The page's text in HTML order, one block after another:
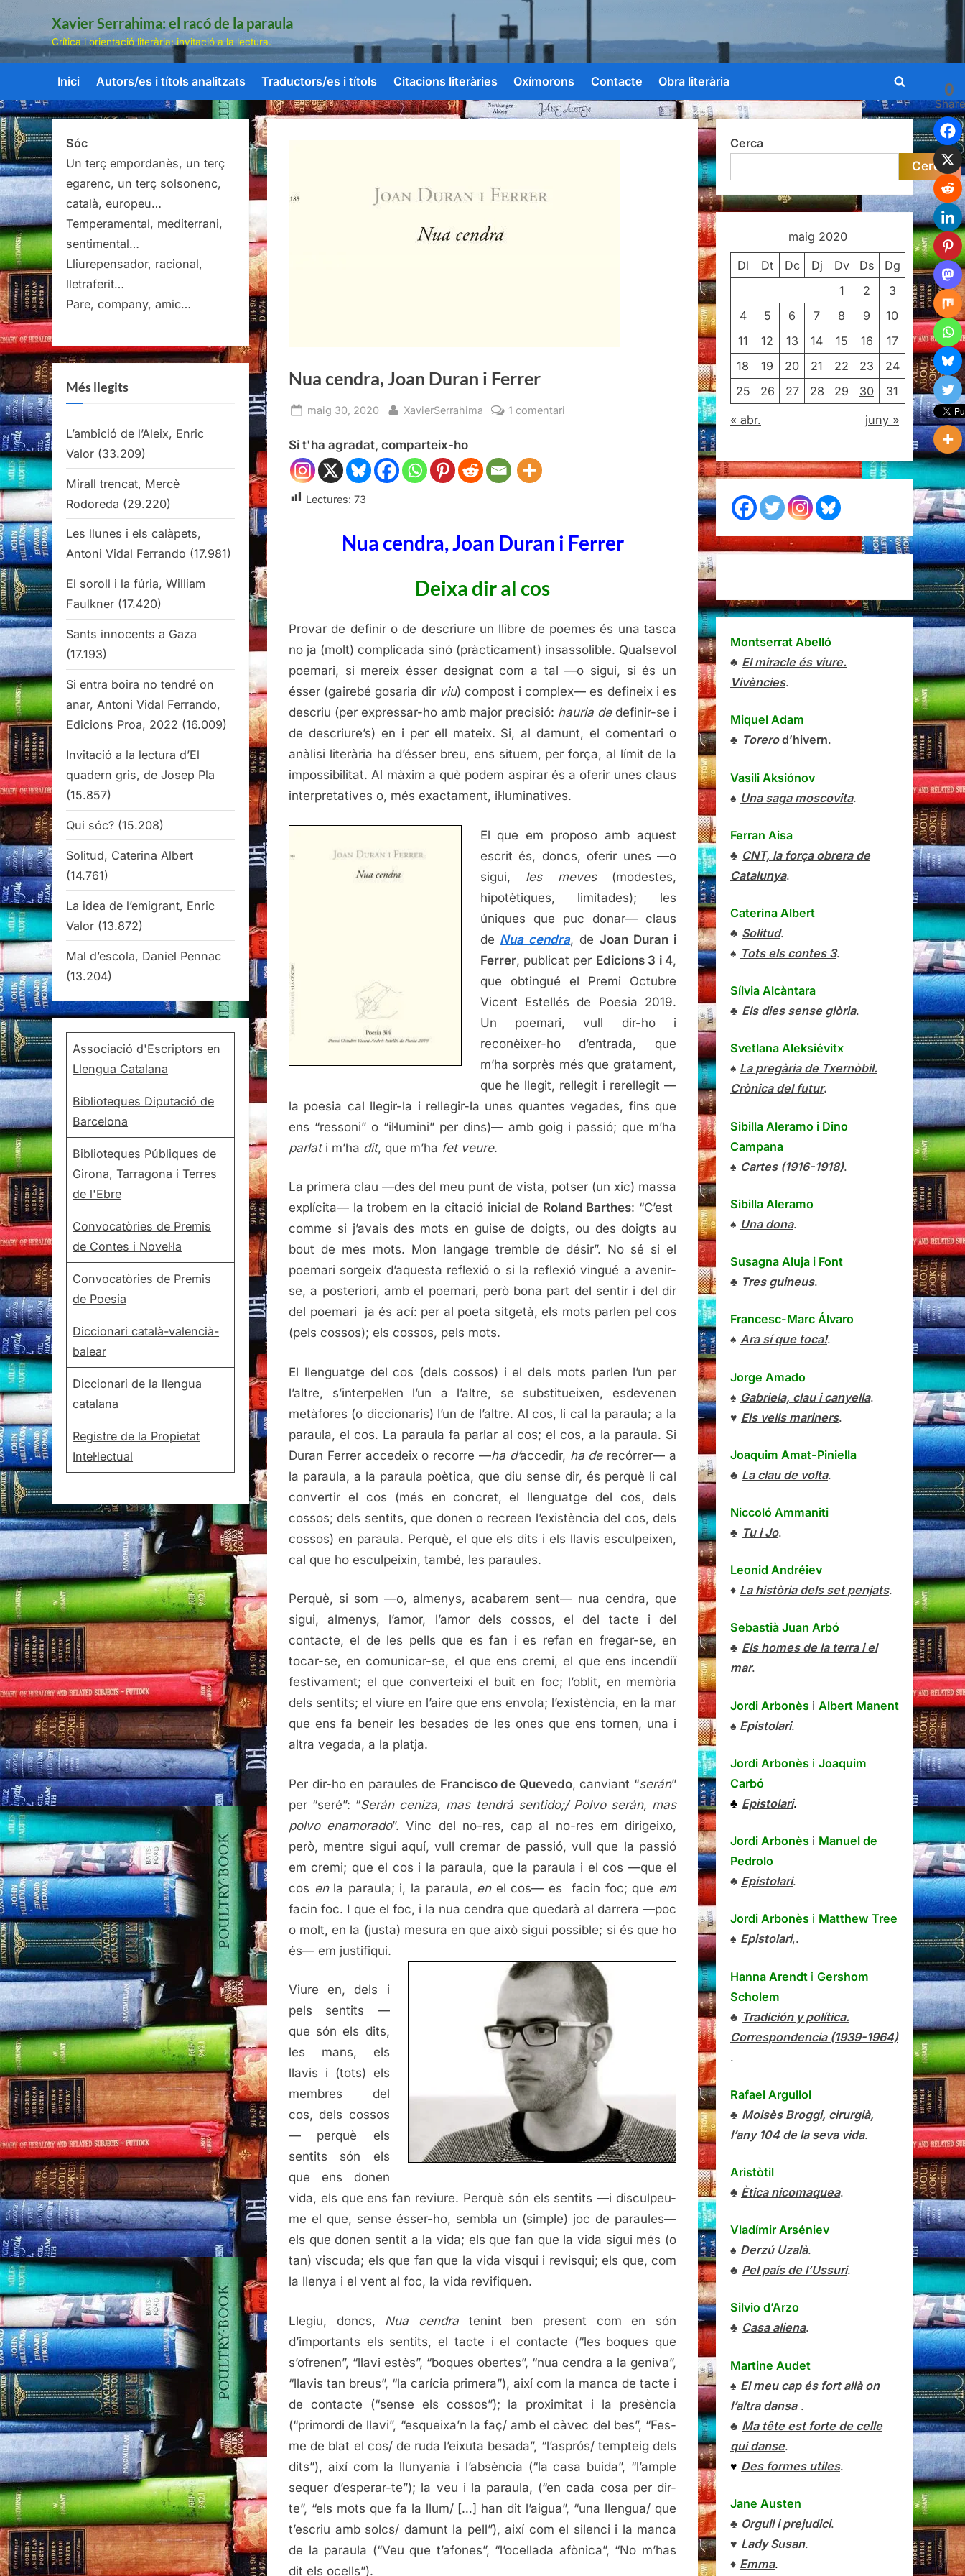
Skip
content
Xavier Serrahima: el racó de la paraula
Crítica i orientació literària: invitació a la lectura.
Inici Autors/es i títols analitzats Traductors/es i títols Citacions literàries Oxímorons Contacte Obra literària
Toggle
search
form
Nua cendra, Joan Duran i Ferrer
Posted
maig 30, 2020 By
XavierSerrahima 1 comentari
Si t'ha agradat, comparteix-ho
Lectures: 73
Nua cendra, Joan Duran i Ferrer
Deixa dir al cos
Provar de definir o de descriure un llibre de poemes és una tasca
no ja (molt) complicada sinó (pràcticament) insassolible. Qualsevol
poemari, si mereix ésser designat com a tal —o sigui, si és un
ésser (gairebé gosaria dir viu) compost i complex— es defineix i es
descriu (per expressar-ho amb major precisió: hauria dedefinir-se i
de descriure’s) en i per ell mateix. Si, al damunt, el comentari o
anàlisi literària ha d’ésser breu, ens situem, per força, al límit de la
impossibilitat. Al màxim a què podem aspirar és a oferir unes claus
interpretatives o, més exactament, il·luminatives.
El que em proposo amb aquest
escrit és, doncs, oferir unes —o
sigui, les meves(modestes,
hipotètiques, limitades); les
úniques que puc donar— claus
de Nua cendra, deJoan Duran i
Ferrer, publicat per Edicions 3 i 4,
que obtingué el Premi Octubre
Vicent Estellés de Poesia 2019.
Un poemari, vull dir-ho i
reconèixer-ho d’entrada, que
m’ha sorprès més que gratament,
que he llegit, rellegit i rerellegit —
la poesia cal llegir-la i rellegir-la unes quantes vegades, fins que
ens “ressoni” o “il·lumini” per dins)— amb goig i passió; que m’ha
parlati m’ha dit, que m’ha fet veure.
La primera clau —des del meu punt de vista, potser (un xic) massa
explícita— la trobem en la citació inicial de Roland Barthes: “C’est
comme si j’avais des mots en guise de doigts, ou des doigts au
bout de mes mots. Mon langage tremble de désir”. No sé si el
poemari sorgeix d’aquesta reflexió o si la reflexió vingué a avenir-
se, a posteriori, amb el poemari, però bona part del sentir i del dir
del poemari ja és ací: per al poeta sitgetà, els mots parlen pel cos
(pels cossos); els cossos, pels mots.
El llenguatge del cos (dels cossos) i el dels mots parlen l’un per
l’altre, s’interpel·len l’un a l’altre, se substitueixen, esdevenen
metàfores (o diccionaris) l’un de l’altre. Al cos, li cal la paraula; a la
paraula, el cos. La paraula fa parlar al cos; el cos, a la paraula. Si
Duran Ferrer accedeix o recorre —ha d’accedir, ha derecórrer— a
la paraula, a la paraula poètica, que diu sense dir, és perquè li cal
convertir el cos (més en concret, el llenguatge del cos, dels
cossos; dels sentits, que donen o recreen l’existència del cos, dels
cossos) en paraula. Perquè, el que els dits i els llavis esculpeixen,
cal que ho esculpeixin, també, les paraules.
Perquè, si som —o, almenys, acabarem sent— nua cendra, que
sigui, almenys, l’amor, l’amor dels cossos, el del tacte i del
contacte, el de les pells que es fan i es refan en fregar-se, en
tocar-se, en comunicar-se, el que ens cremi, el que ens incendiï
festivament; el que converteixi el buit en foc; l’oblit, en memòria
dels sentits; el viure en l’aire que ens envola; l’existència, en la mar
que ens fa beneir les besades de les ones que ens tornen, una i
altra vegada, a la platja.
Per dir-ho en paraules de Francisco de Quevedo, canviant “serán”
per “seré”: “Serán ceniza, mas tendrá sentido;/ Polvo serán, mas
polvo enamorado”. Vinc del no-res, cap al no-res em dirigeixo,
però, mentre sigui aquí, vull cremar de passió, vull que la passió
em cremi; que el cos i la paraula, que la paraula i el cos —que el
cos enla paraula; i, la paraula, enel cos— es facin foc; que em
facin foc. I que el foc, i la nua cendra que quedarà al darrera —poc
o molt, en la (justa) mesura en que això sigui possible; si és que ho
és— em justifiqui.
Viure en, dels i
pels sentits —
que són els dits,
les mans, els
llavis i (tots) els
membres del
cos, dels cossos
— perquè els
sentits són els
que ens donen
vida, els que ens fan reviure. Perquè són els sentits —i disculpeu-
me el que, sense ésser-ho, sembla un (simple) joc de paraules—
els que donen sentit a la vida; els que fan que la vida sigui més (o
tan) viscuda; els que fan que la vida visqui i revisqui; els que, com
la llenya i el vent al foc, la vida revifiquen.
Llegiu, doncs, Nua cendra tenint ben present com en són
d’importants els sentits, el tacte i el contacte (“les boques que
s’ofrenen”, “llavi estès”, “boques obertes”, “nua cendra a la geniva”,
“llavis tan breus”, “la carícia primera”), així com la manca de tacte i
de contacte (“sense els cossos”); la proximitat i la presència
(“primordi de llavi”, “esqueixa’n la faç/ amb el càvec del bes”, “Fes-
me de blat el cos/ de ruda l’eixuta besada”, “l’asprós/ tempteig dels
dits”), així com la llunyania i l’absència (“la casa buida”, “l’ample
sequer d’esperar-te”); la veu i la paraula, (“en cada cosa per dir-
te”, “els mots que fa la llum/ […] han dit l’aigua”, “una llengua/ que
t’escriu amb solcs/ damunt la pell”), així com el silenci i la manca
de la paraula (“Veu que t’afones”, “l’ocellada afònica”, “No m’has
dit els ocells”).
0
Sóc
Un terç empordanès, un terç
egarenc, un terç solsonenc,
català, europeu…
Temperamental, mediterrani,
sentimental…
Lliurepensador, racional,
lletraferit…
Pare, company, amic…
Més llegits
L’ambició de l’Aleix, Enric
Valor (33.209)
Mirall trencat, Mercè
Rodoreda (29.220)
Les llunes i els calàpets,
Antoni Vidal Ferrando (17.981)
El soroll i la fúria, William
Faulkner (17.420)
Sants innocents a Gaza
(17.193)
Si entra boira no tendré on
anar, Antoni Vidal Ferrando,
Edicions Proa, 2022 (16.009)
Invitació a la lectura d’El
quadern gris, de Josep Pla
(15.857)
Qui sóc? (15.208)
Solitud, Caterina Albert
(14.761)
La idea de l’emigrant, Enric
Valor (13.872)
Mal d’escola, Daniel Pennac
(13.204)
Associació d'Escriptors en
Llengua Catalana
Biblioteques Diputació de
Barcelona
Biblioteques Públiques de
Girona, Tarragona i Terres
de l'Ebre
Convocatòries de Premis
de Contes i Novel·la
Convocatòries de Premis
de Poesia
Diccionari català-valencià-
balear
Diccionari de la llengua
catalana
Registre de la Propietat
Intel·lectual
Cerca
Cerca
maig 2020
Dl Dt Dc Dj Dv Ds
Dg
1
2
3
4
5 6 7 8 9
10
11
12 13 14 15 16
17
18
19 20 21 22 23
24
25
26 27 28 29 30 31
« abr. juny »
Montserrat Abelló
♣ El miracle és viure.
Vivències.
Miquel Adam
♣ Torerod’hivern.
Vasili Aksiónov
♠ Una saga moscovita.
Ferran Aisa
♣ CNT, la força obrera de
Catalunya.
Caterina Albert
♣ Solitud.
♠ Tots els contes 3.
Sílvia Alcàntara
♣ Els dies sense glòria.
Svetlana Aleksiévitx
♠ La pregària de Txernòbil.
Crònica del futur.
Sibilla Aleramo i Dino
Campana
♠ Cartes (1916-1918).
Sibilla Aleramo
♠ Una dona.
Susagna Aluja i Font
♣ Tres guineus.
Francesc-Marc Álvaro
♠ Ara sí que toca!.
Jorge Amado
♠ Gabriela, clau i canyella.
♥ Els vells mariners.
Joaquim Amat-Piniella
♣ La clau de volta.
Niccoló Ammaniti
♣ Tu i Jo.
Leonid Andréiev
♦ La història dels set penjats.
Sebastià Juan Arbó
♣ Els homes de la terra i el
mar.
Jordi Arbonès i Albert Manent
♠ Epistolari.
Jordi Arbonès i Joaquim
Carbó
♣ Epistolari.
Jordi Arbonès i Manuel de
Pedrolo
♣ Epistolari.
Jordi Arbonès i Matthew Tree
♠ Epistolari,.
Hanna Arendt i Gershom
Scholem
♣ Tradición y política.
Correspondencia (1939-1964)
.
Rafael Argullol
♣ Moisès Broggi, cirurgià,
l’any 104 de la seva vida.
Aristòtil
♣ Ètica nicomaquea.
Vladímir Arséniev
♠ Derzú Uzalà.
♣ Pel país de l’Ussuri.
Silvio d’Arzo
♣ Casa aliena.
Martine Audet
♠ El meu cap és fort allà on
l’altra dansa.
♣ Ma tête est forte de celle
qui danse.
♥ Des formes utiles.
Jane Austen
♣ Orgull i prejudici.
♥ Lady Susan.
♦ Emma.